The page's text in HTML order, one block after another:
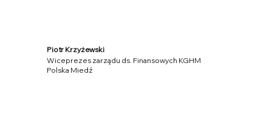
Piotr Krzyżewski
Wiceprezes zarządu ds. Finansowych KGHM
Polska Miedź